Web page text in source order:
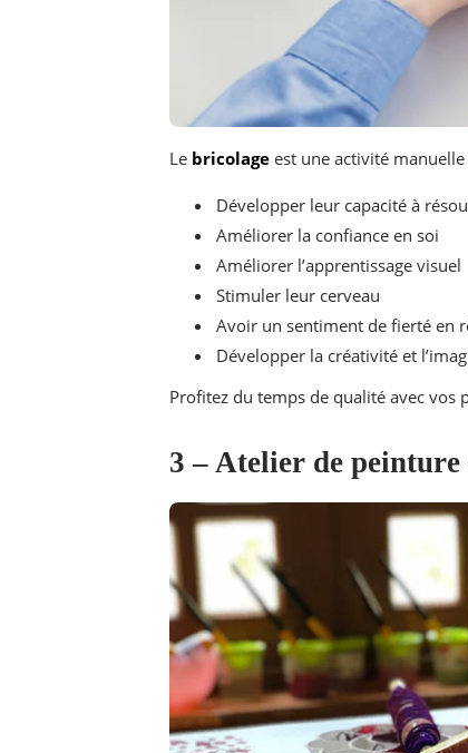
Le bricolage est une activité
Développer leur capacité à
Améliorer la confiance en soi
Améliorer l’apprentissage visuel
Stimuler leur cerveau
Avoir un sentiment de fierté en
Développer la créativité et
Profitez du temps de qualité avec vos
3 – Atelier de peinture